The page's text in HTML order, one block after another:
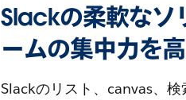
Slackの柔軟なソ
ームの集中力を
Slackのリスト、canvas、